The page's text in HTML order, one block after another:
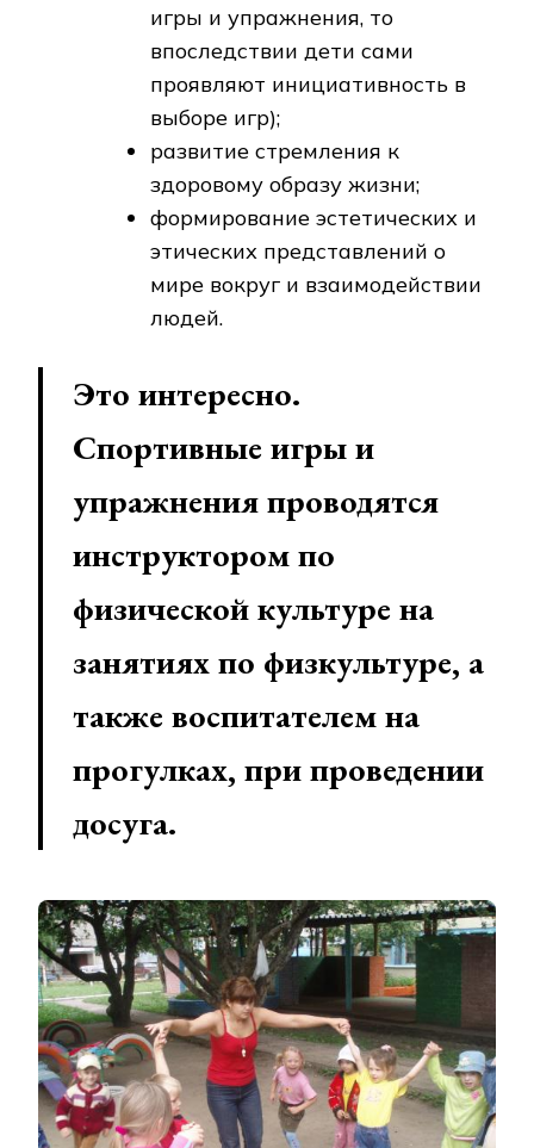
игры и упражнения, то
впоследствии дети сами
проявляют инициативность в
выборе игр);
развитие стремления к
здоровому образу жизни;
формирование эстетических и
этических представлений о
мире вокруг и взаимодействии
людей.
Это интересно.
Спортивные игры и
упражнения проводятся
инструктором по
физической культуре на
занятиях по физкультуре, а
также воспитателем на
прогулках, при проведении
досуга.